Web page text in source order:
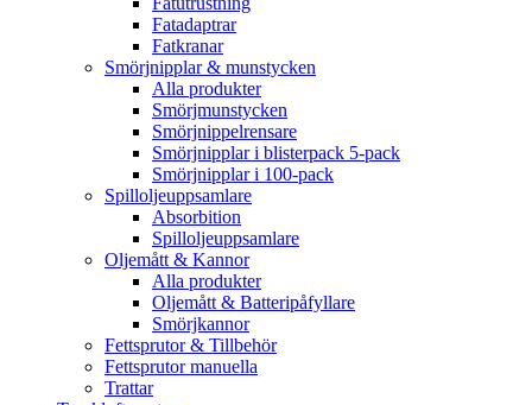
Fatadaptrar
Fatkranar
Smörjnipplar & munstycken
Alla produkter
Smörjmunstycken
Smörjnippelrensare
Smörjnipplar i blisterpack 5-pack
Smörjnipplar i 100-pack
Spilloljeuppsamlare
Absorbition
Spilloljeuppsamlare
Oljemått & Kannor
Alla produkter
Oljemått & Batteripåfyllare
Smörjkannor
Fettsprutor & Tillbehör
Fettsprutor manuella
Trattar